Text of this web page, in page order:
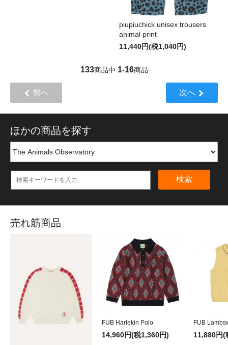
piupiuchick unisex trousers
animal print
11,440円(税1,040円)
133商品中 1-16商品
前へ 次へ
ほかの商品を探す
検索
売れ筋商品
FUB Harlekin Polo
14,960円(税1,360円)
FUB
11,880円(